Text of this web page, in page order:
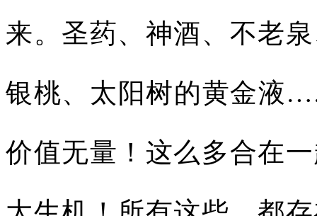
来。圣药、神酒、不老
银桃、太阳树的黄金液
价值无量！这么多合在